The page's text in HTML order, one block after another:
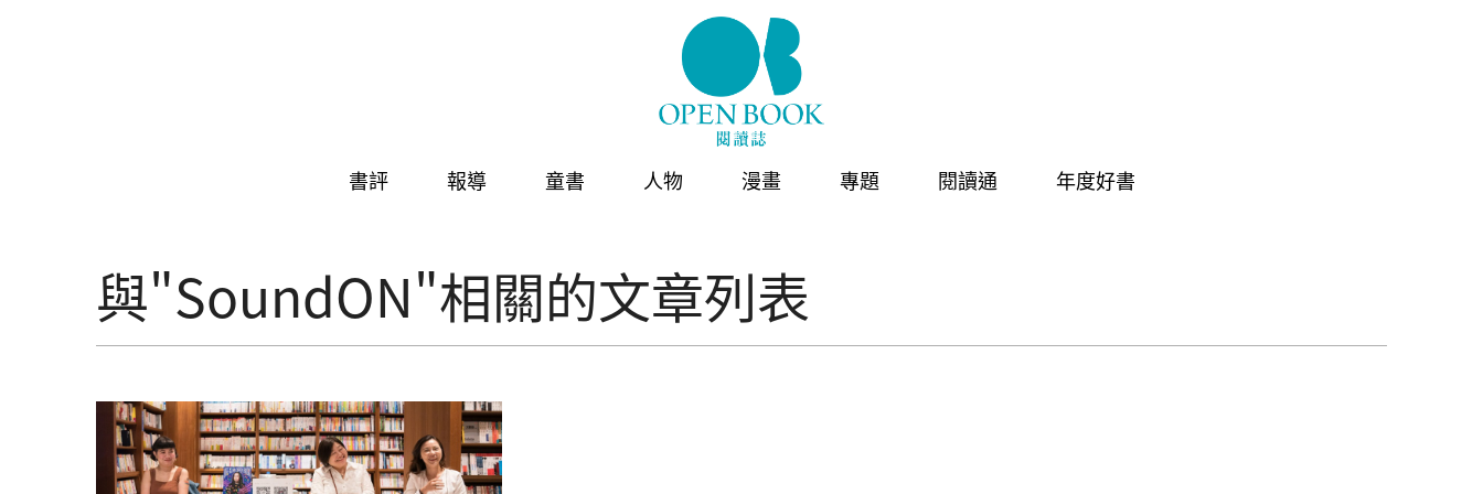
書評 報導 童書 人物 漫畫 專題 閱讀通 年度好書
與"SoundON"相關的文章列表